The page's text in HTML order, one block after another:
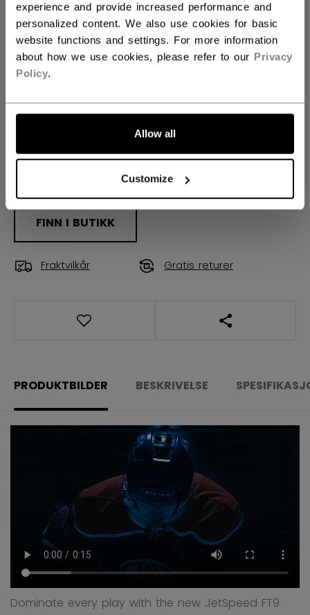
experience and provide increased performance and
personalized content. We also use cookies for basic
website functions and settings. For more information
about how we use cookies, please refer to our Privacy
Policy.
Allow all
Customize
90TM 88
not.available
P28+ P29+
KØLLELENGDE
LEGG I HANDLEKURV
FINN I BUTIKK
Fraktvilkår Gratis returer
ÅPNE SOSIALE
PRODUKTBILDER BESKRIVELSE
Dominate every play with the new JetSpeed FT9